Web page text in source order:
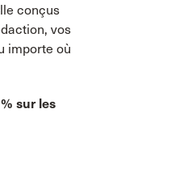
conçus
vos
importe où
sur les